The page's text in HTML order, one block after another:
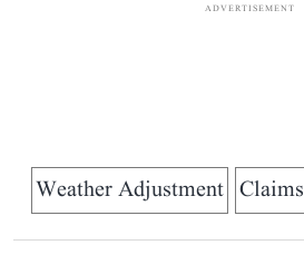
ADVERTISEMENT
Claims
Weather Adjustment